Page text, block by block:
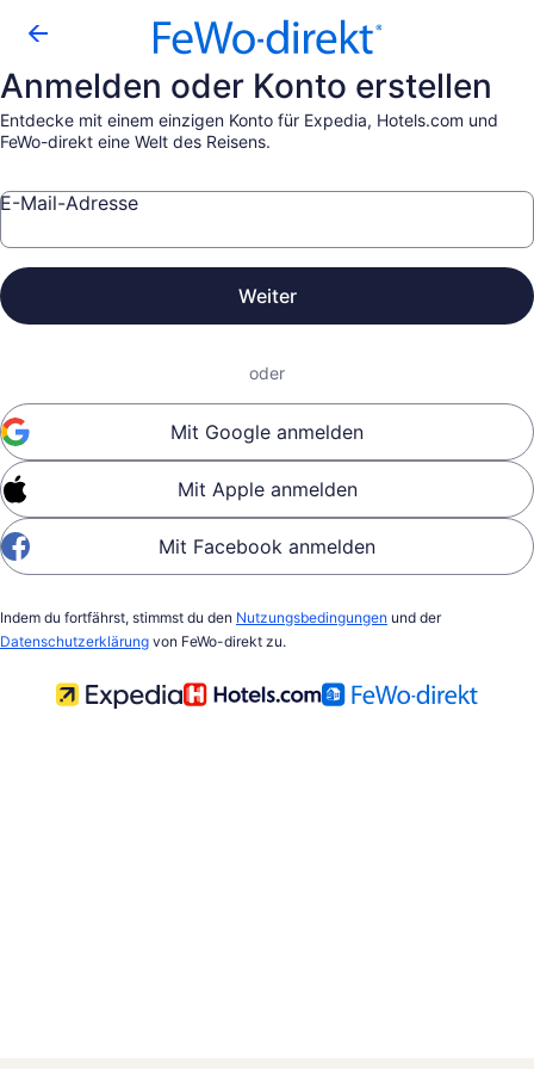
Anmelden oder Konto erstellen
Entdecke mit einem einzigen Konto für Expedia, Hotels.com und
FeWo-direkt eine Welt des Reisens.
E-Mail-Adresse
Weiter
oder
Mit Google anmelden
Mit Apple anmelden
Mit Facebook anmelden
Indem du fortfährst, stimmst du den Nutzungsbedingungen und der
Datenschutzerklärung von FeWo-direkt zu.